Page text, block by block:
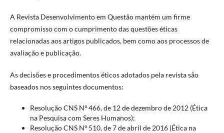
A Revista Desenvolvimento em Questão mantém um firme
compromisso com o cumprimento das questões éticas
relacionadas aos artigos publicados, bem como aos processos de
avaliação e publicação.
As decisões e procedimentos éticos adotados pela revista são
baseados nos seguintes documentos:
Resolução CNS Nº 466, de 12 de dezembro de 2012 (Ética
na Pesquisa com Seres Humanos);
Resolução CNS Nº 510, de 7 de abril de 2016 (Ética na